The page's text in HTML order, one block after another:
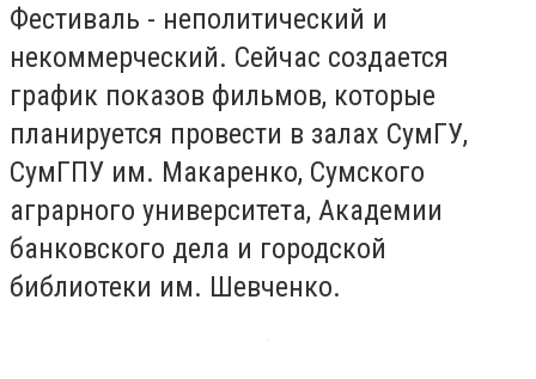
Фестиваль - неполитический и
некоммерческий. Сейчас создается
график показов фильмов, которые
планируется провести в залах СумГУ,
СумГПУ им. Макаренко, Сумского
аграрного университета, Академии
банковского дела и городской
библиотеки им. Шевченко.